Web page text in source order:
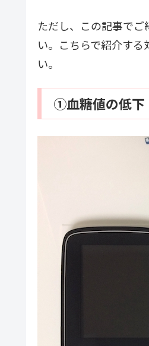
ただし、この記事で
い。こちらで紹介す
い。
①血糖値の低下